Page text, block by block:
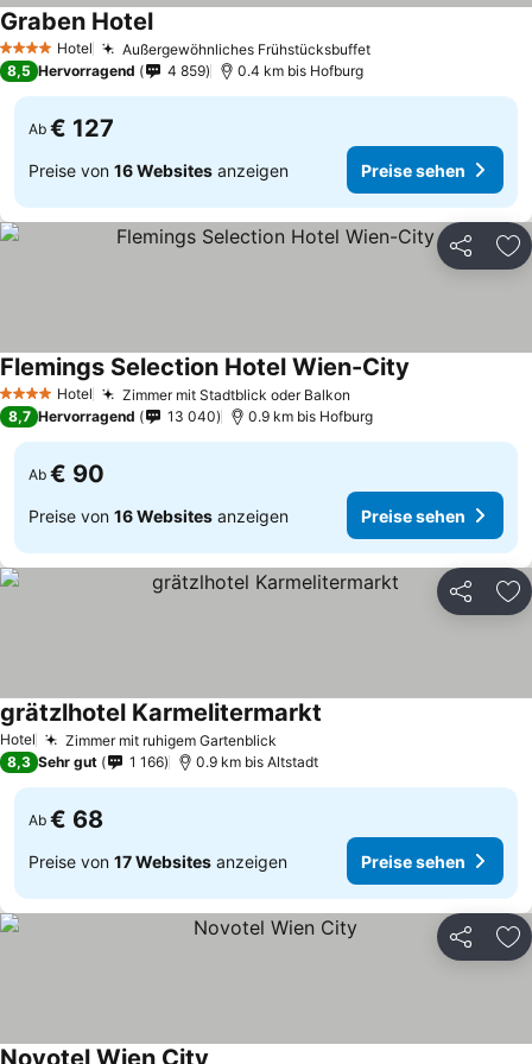
4 Sterne Hotel Außergewöhnliches Frühstücksbuffet
Graben Hotel
8,5 Hervorragend 4 859 0.4 km bis Hofburg
Ab € 127
Preise von 16 Websites anzeigen Preise sehen
Teilen
4 Sterne Hotel Zimmer mit Stadtblick oder Balkon
Flemings Selection Hotel Wien-City
8,7 Hervorragend 13 040 0.9 km bis Hofburg
Ab € 90
Preise von 16 Websites anzeigen Preise sehen
Teilen
Hotel Zimmer mit ruhigem Gartenblick
grätzlhotel Karmelitermarkt
8,3 Sehr gut 1 166 0.9 km bis Altstadt
Ab € 68
Preise von 17 Websites anzeigen Preise sehen
Teilen
Novotel Wien City